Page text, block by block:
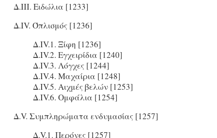
Δ.ΙΙΙ. Ειδώλια [1233]
Δ.ΙV. Όπλισμός [1236]
Δ.ΙV.1. Ξίφη [1236]
Δ.ΙV.2. Εγχειρίδια [1240]
Δ.IV.3. Λόγχες [1244]
Δ.IV.4. Μαχαίρια [1248]
Δ.IV.5. Αιχμές βελών [1253]
Δ.IV.6. Ομφάλια [1254]
Δ.V. Συμπληρώματα ενδυμασίας [1257]
Δ.V.1. Περόνες [1257]